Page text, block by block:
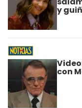
y
con